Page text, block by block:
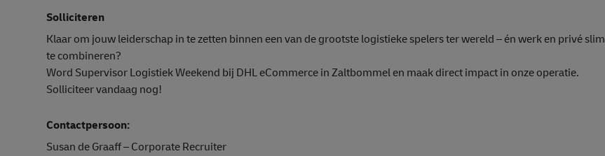
Solliciteren
Klaar om jouw leiderschap in te zetten binnen een van de grootste logistieke spelers ter wereld – én werk en privé slim
te combineren?
Word Supervisor Logistiek Weekend bij DHL eCommerce in Zaltbommel en maak direct impact in onze operatie.
Solliciteer vandaag nog!
Contactpersoon:
Susan de Graaff – Corporate Recruiter